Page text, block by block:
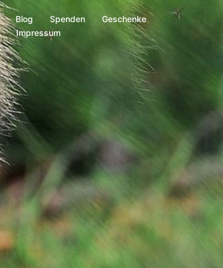
Blog Spenden
Geschenke
Impressum